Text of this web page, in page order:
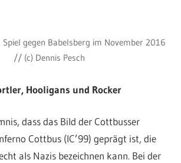
gegen Babelsberg im November 2016
// (c) Dennis Pesch
Hooligans und Rocker
dass das Bild der Cottbusser
Cottbus (IC’99) geprägt ist, die
als Nazis bezeichnen kann. Bei der